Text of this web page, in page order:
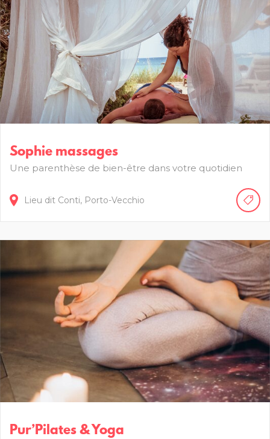
Sophie massages
Une parenthèse de bien-être dans votre quotidien
Lieu dit Conti, Porto-Vecchio
Pur’Pilates & Yoga